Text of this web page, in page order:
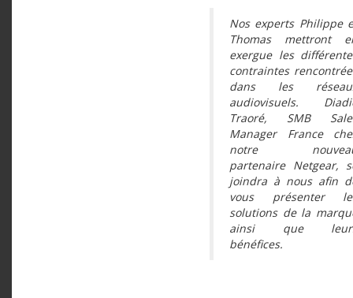
Nos experts Philippe
Thomas mettront
exergue les
contraintes
dans les
audiovisuels.
Traoré, SMB
Manager France
notre
partenaire Netgear,
joindra à nous afin
vous présenter
solutions de la
ainsi que
bénéfices.